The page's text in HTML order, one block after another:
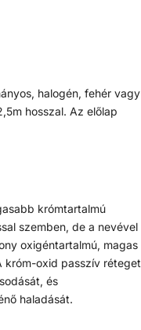
halogén, fehér vagy
hosszal. Az előlap
krómtartalmú
szemben, de a nevével
oxigéntartalmú, magas
króm-oxid passzív réteget
és
haladását.